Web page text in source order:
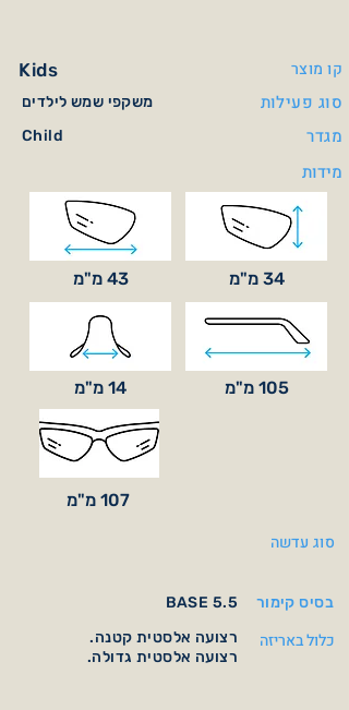
Kids קו מוצר
משקפי שמש לילדים סוג פעילות
Child
מגדר
מידות
43 מ"מ 34 מ"מ
14 מ"מ 105 מ"מ
107 מ"מ
סוג עדשה
BASE 5.5
בסיס קימור
רצועה אלסטית קטנה.
רצועה אלסטית גדולה.
כלול באריזה